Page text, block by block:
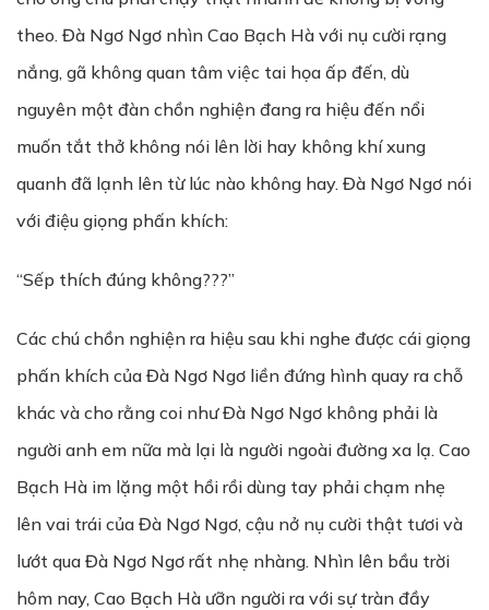
theo. Đà Ngơ Ngơ nhìn Cao Bạch Hà với nụ cười rạng
nắng, gã không quan tâm việc tai họa ấp đến, dù
nguyên một đàn chồn nghiện đang ra hiệu đến nổi
muốn tắt thở không nói lên lời hay không khí xung
quanh đã lạnh lên từ lúc nào không hay. Đà Ngơ Ngơ nói
với điệu giọng phấn khích:
“Sếp thích đúng không???”
Các chú chồn nghiện ra hiệu sau khi nghe được cái giọng
phấn khích của Đà Ngơ Ngơ liền đứng hình quay ra chỗ
khác và cho rằng coi như Đà Ngơ Ngơ không phải là
người anh em nữa mà lại là người ngoài đường xa lạ. Cao
Bạch Hà im lặng một hồi rồi dùng tay phải chạm nhẹ
lên vai trái của Đà Ngơ Ngơ, cậu nở nụ cười thật tươi và
lướt qua Đà Ngơ Ngơ rất nhẹ nhàng. Nhìn lên bầu trời
hôm nay, Cao Bạch Hà ưỡn người ra với sự tràn đầy